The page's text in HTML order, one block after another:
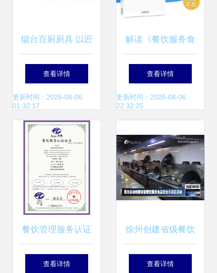
烟台百厨厨具 以匠
心厨具赋能餐饮服
务新高度
查看详情
更新时间：2026-08-06
01:32:17
解读《餐饮服务食
品安全操作规范
（修订版） 释义与
中国质检出版社版
本为基础
查看详情
更新时间：2026-08-06
22:32:25
餐饮管理服务认证
办理流程全解析
查看详情
徐州创建省级餐饮
服务食品安全示范
查看详情